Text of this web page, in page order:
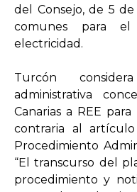
del Consejo, de 5
comunes para
electricidad.
Turcón
administrativa
Canarias a REE
contraria al
Procedimiento
“El transcurso del
procedimiento y